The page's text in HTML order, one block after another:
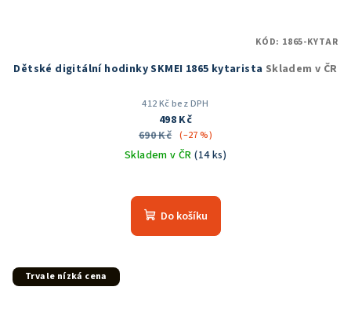
Dětské digitální hodinky SKMEI 1865 kytarista Skladem v ČR
412 Kč bez DPH
498 Kč
690 Kč (–27 %)
Skladem v ČR(14 ks)
hodnocení
produktu
Do košíku
KÓD: 1865-KYTAR
Trvale nízká cena